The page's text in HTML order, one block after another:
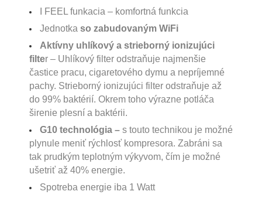
I FEEL funkacia – komfortná funkcia
Jednotka so zabudovaným WiFi
Aktívny uhlíkový a strieborný ionizujúci
filter – Uhlíkový filter odstraňuje najmenšie
častice pracu, cigaretového dymu a nepríjemné
pachy. Strieborný ionizujúci filter odstraňuje až
do 99% baktérií. Okrem toho výrazne potláča
širenie plesní a baktérii.
G10 technológia – s touto technikou je možné
plynule meniť rýchlosť kompresora. Zabráni sa
tak prudkým teplotným výkyvom, čím je možné
ušetriť až 40% energie.
Spotreba energie iba 1 Watt